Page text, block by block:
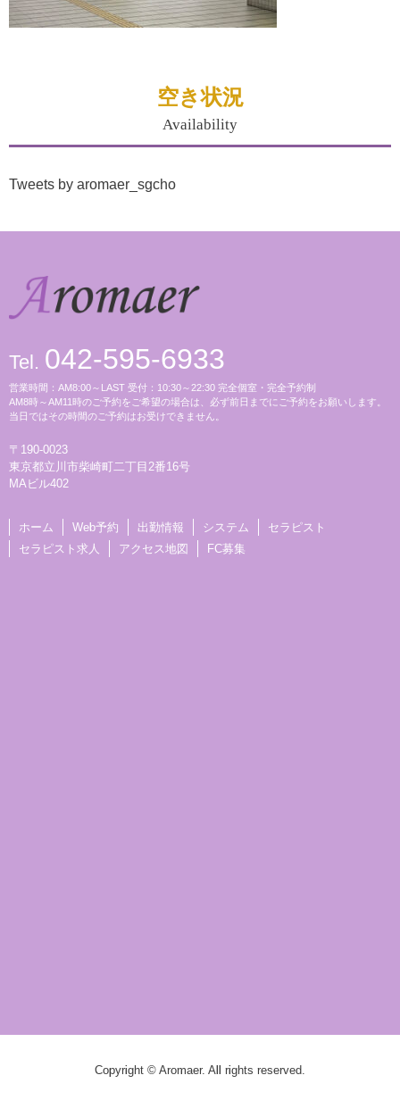
空き状況
Availability
Tweets by aromaer_sgcho
Tel. 042-595-6933
営業時間：AM8:00～LAST 受付：10:30～22:30 完全個室・完全予約制
AM8時～AM11時のご予約をご希望の場合は、必ず前日までにご予約をお願いします。
当日ではその時間のご予約はお受けできません。
〒190-0023
東京都立川市柴崎町二丁目2番16号
MAビル402
ホーム Web予約 出勤情報 システム
セラピスト
セラピスト求人
アクセス地図 FC募集
Copyright © Aromaer. All rights reserved.